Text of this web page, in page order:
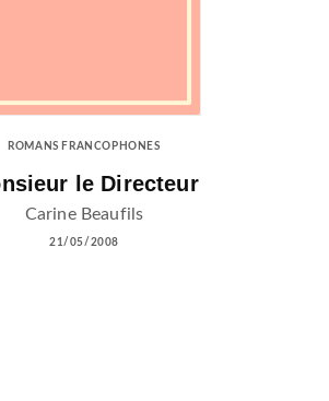
ROMANS FRANCOPHONES
le Directeur
Carine Beaufils
21/05/2008